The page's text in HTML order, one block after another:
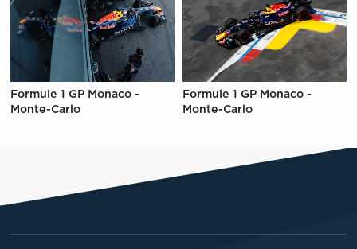
Formule 1 GP Monaco -
Monte-Carlo
Formule 1 GP Monaco -
Monte-Carlo